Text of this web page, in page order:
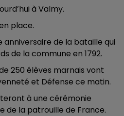
à Valmy.
place.
anniversaire de la bataille qui
de la commune en 1792.
250 élèves marnais vont
et Défense ce matin.
à une cérémonie
de la patrouille de France.